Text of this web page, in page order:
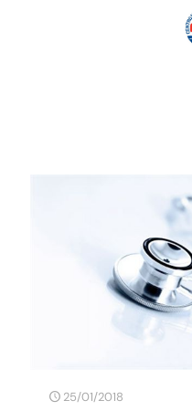
25/01/2018